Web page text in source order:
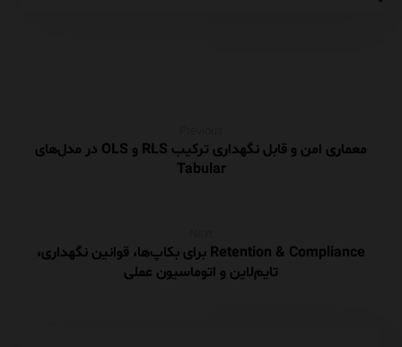
معماری امن و قابل نگهداری ترکیب RLS و OLS در مدل‌های
Tabular
Retention & Compliance برای بکاپ‌ها، قوانین نگهداری،
تایم‌لاین و اتوماسیون عملی